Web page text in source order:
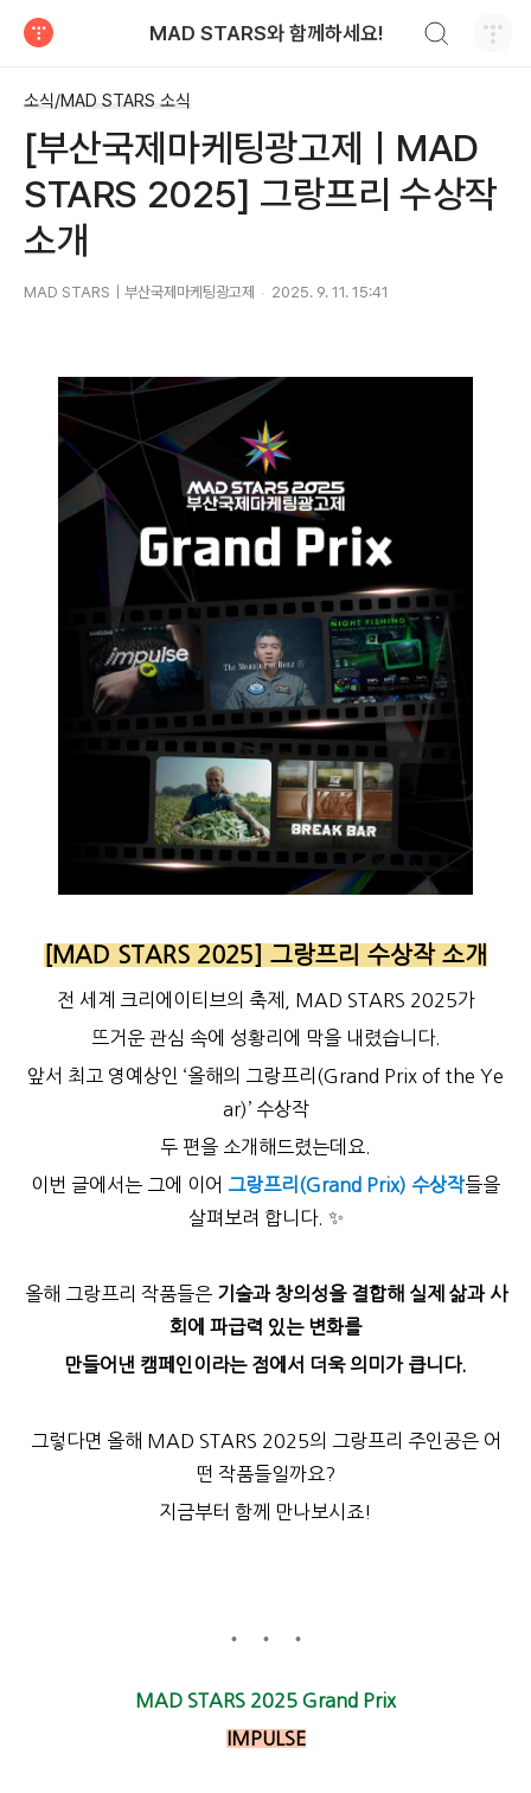
MAD STARS와 함께하세요!
소식/MAD STARS 소식
[부산국제마케팅광고제ㅣMAD
STARS 2025] 그랑프리 수상작
소개
MAD STARS｜부산국제마케팅광고제 2025. 9. 11. 15:41
[MAD STARS 2025] 그랑프리 수상작 소개
전 세계 크리에이티브의 축제, MAD STARS 2025가
뜨거운 관심 속에 성황리에 막을 내렸습니다.
앞서 최고 영예상인 ‘올해의 그랑프리(Grand Prix of the Ye
ar)’ 수상작
두 편을 소개해드렸는데요.
이번 글에서는 그에 이어 그랑프리(Grand Prix) 수상작들을
살펴보려 합니다. ✨
올해 그랑프리 작품들은 기술과 창의성을 결합해 실제 삶과 사
회에 파급력 있는 변화를
만들어낸 캠페인이라는 점에서 더욱 의미가 큽니다.
그렇다면 올해 MAD STARS 2025의 그랑프리 주인공은 어
떤 작품들일까요?
지금부터 함께 만나보시죠!
MAD STARS 2025 Grand Prix
IMPULSE